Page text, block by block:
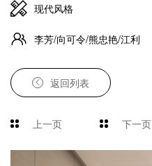
现代风格
李芳/向可令/熊忠艳/江利
返回列表
上一页 下一页